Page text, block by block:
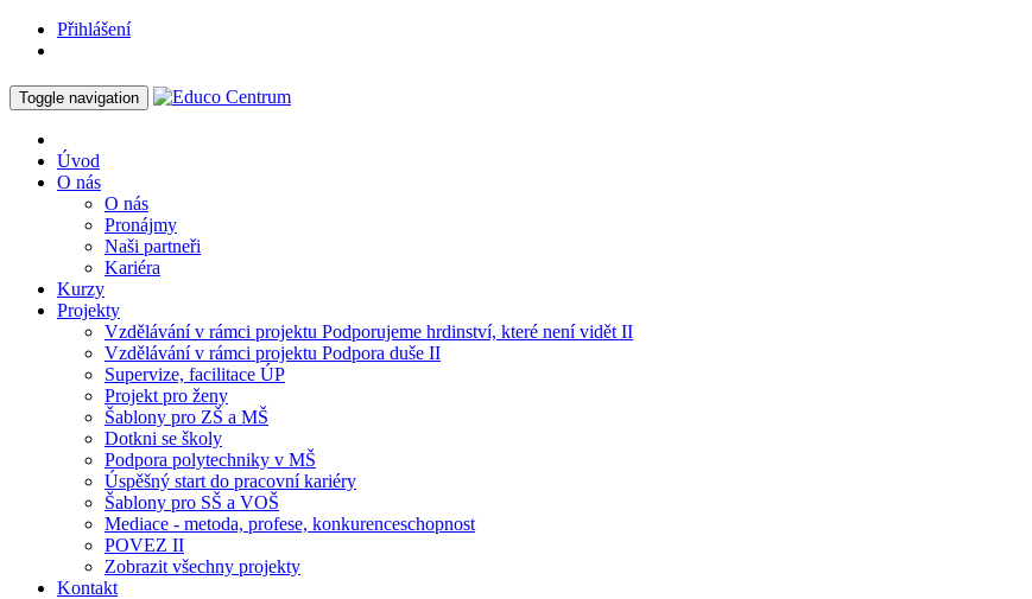
Přihlášení
Toggle navigation
Úvod
O nás
O nás
Pronájmy
Naši partneři
Kariéra
Kurzy
Projekty
Vzdělávání v rámci projektu Podporujeme hrdinství, které není vidět II
Vzdělávání v rámci projektu Podpora duše II
Supervize, facilitace ÚP
Projekt pro ženy
Šablony pro ZŠ a MŠ
Dotkni se školy
Podpora polytechniky v MŠ
Úspěšný start do pracovní kariéry
Šablony pro SŠ a VOŠ
Mediace - metoda, profese, konkurenceschopnost
POVEZ II
Zobrazit všechny projekty
Kontakt